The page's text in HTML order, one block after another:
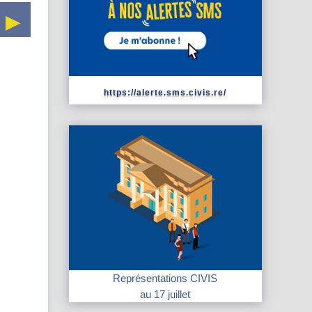
https://alerte.sms.civis.re/
Représentations CIVIS
au 17 juillet